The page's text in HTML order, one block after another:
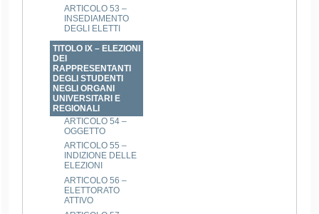
ARTICOLO 53 –
INSEDIAMENTO
DEGLI ELETTI
TITOLO IX – ELEZIONI
DEI
RAPPRESENTANTI
DEGLI STUDENTI
NEGLI ORGANI
UNIVERSITARI E
REGIONALI
ARTICOLO 54 –
OGGETTO
ARTICOLO 55 –
INDIZIONE DELLE
ELEZIONI
ARTICOLO 56 –
ELETTORATO
ATTIVO